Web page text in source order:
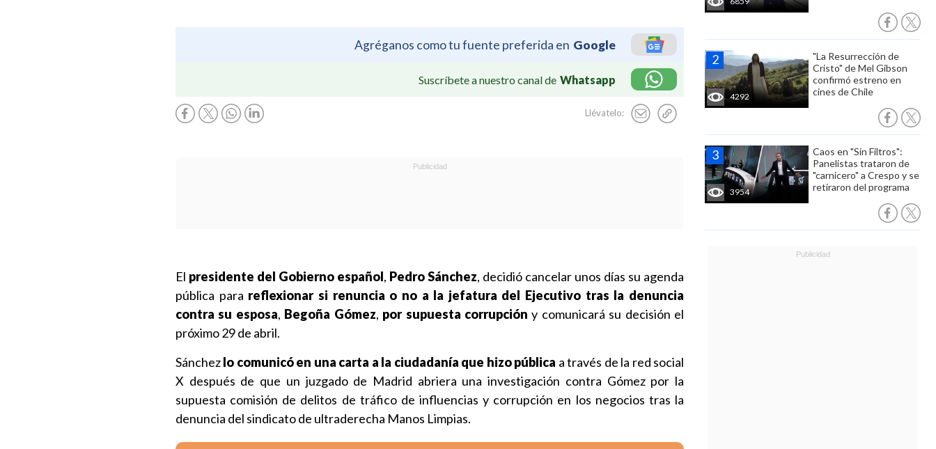
Agréganos como tu fuente preferida en Google
Suscríbete a nuestro canal de Whatsapp
Llévatelo:
4292
"La Resurrección de
Cristo" de Mel Gibson
confirmó estreno en
cines de Chile
3954
Caos en "Sin Filtros":
Panelistas trataron de
"carnicero" a Crespo y se
retiraron del programa
El presidente del Gobierno español, Pedro Sánchez, decidió cancelar unos días su agenda
pública para reflexionar si renuncia o no a la jefatura del Ejecutivo tras la denuncia
contra su esposa, Begoña Gómez, por supuesta corrupción y comunicará su decisión el
próximo 29 de abril.
Sánchezlo comunicó en una carta a la ciudadanía que hizo pública a través de la red social
X después de que un juzgado de Madrid abriera una investigación contra Gómez por la
supuesta comisión de delitos de tráfico de influencias y corrupción en los negocios tras la
denuncia del sindicato de ultraderecha Manos Limpias.